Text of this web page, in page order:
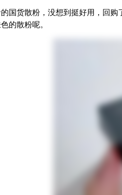
国货散粉，没想到挺好用，回
的散粉呢。